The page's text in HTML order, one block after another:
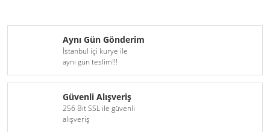
Aynı Gün Gönderim
İstanbul içi kurye ile
aynı gün teslim!!!
Güvenli Alışveriş
256 Bit SSL ile güvenli
alışveriş